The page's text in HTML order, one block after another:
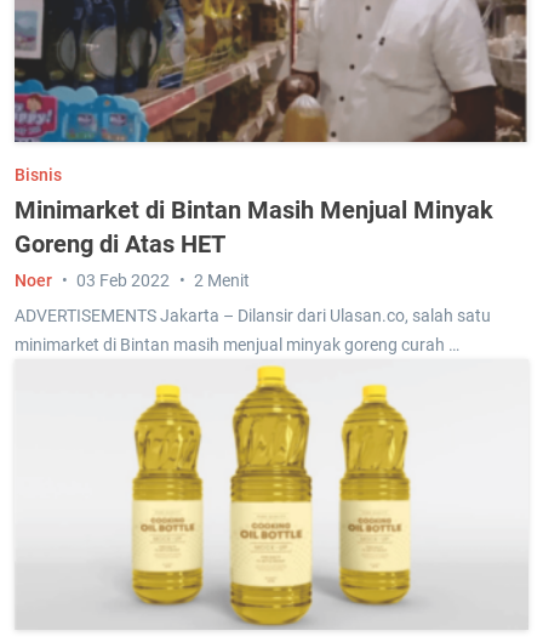
Bisnis
Minimarket di Bintan Masih Menjual Minyak
Goreng di Atas HET
ADVERTISEMENTS Jakarta – Dilansir dari Ulasan.co, salah satu
minimarket di Bintan masih menjual minyak goreng curah …
Noer 03 Feb 2022 2 Menit